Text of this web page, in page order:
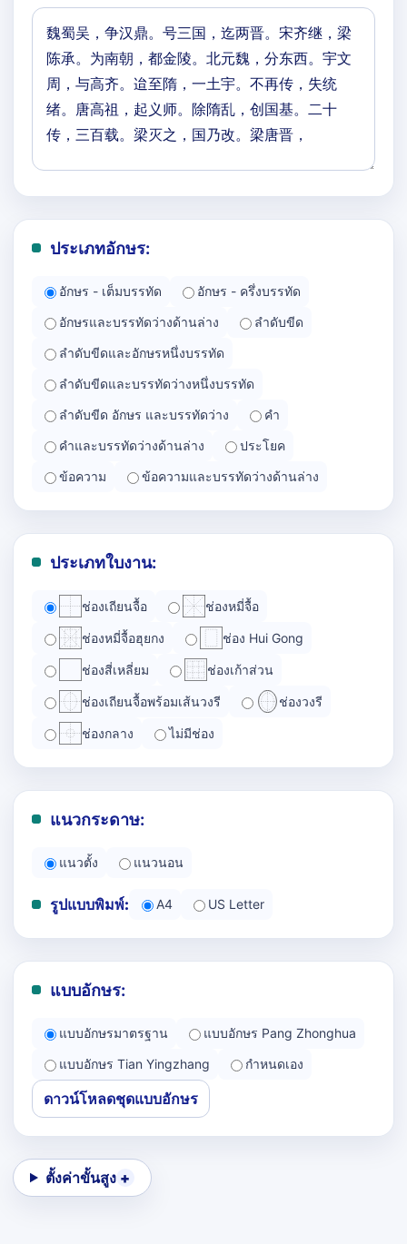
ประเภทอักษร:
อักษร - เต็มบรรทัด
อักษร - ครึ่งบรรทัด
อักษรและบรรทัดว่างด้านล่าง
ลำดับขีด
ลำดับขีดและอักษรหนึ่งบรรทัด
ลำดับขีดและบรรทัดว่างหนึ่งบรรทัด
ลำดับขีด อักษร และบรรทัดว่าง
คำ
คำและบรรทัดว่างด้านล่าง
ประโยค
ข้อความ
ข้อความและบรรทัดว่างด้านล่าง
ประเภทใบงาน:
ช่องเถียนจื้อ ช่องหมี่จื้อ
ช่องหมี่จื้อฮุยกง ช่อง Hui Gong
ช่องสี่เหลี่ยม ช่องเก้าส่วน
ช่องเถียนจื้อพร้อมเส้นวงรี ช่องวงรี
ช่องกลาง ไม่มีช่อง
แนวกระดาษ:
แนวตั้ง แนวนอน
รูปแบบพิมพ์: A4 US Letter
แบบอักษร:
แบบอักษรมาตรฐาน
แบบอักษร Pang Zhonghua
แบบอักษร Tian Yingzhang
กำหนดเอง
ดาวน์โหลดชุดแบบอักษร
ตั้งค่าขั้นสูง